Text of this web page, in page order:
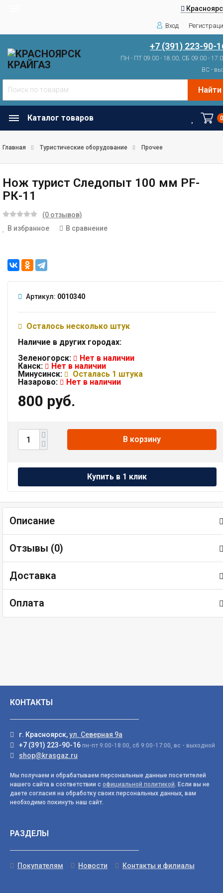
Вход
+7 (391) 223-90-
ПН - ПТ 09:00 - 18:00, СБ 09:00 -
ВС -
Найти
Каталог товаров
Главная Туристические оборудование Прочее
Нож турист Следопыт 100 мм PF-
РК-11
(0 отзывов)
В избранное
В сравнение
Артикул: 0010340
Осталось несколько штук
Наличие в других городах:
Зеленогорск:
Нет в наличии
Канск:
Нет в наличии
Минусинск:
Осталась 1 штука
Назарово:
Нет в наличии
800 руб.
В корзину
Описание
Отзывы (0)
Доставка
Оплата
КОНТАКТЫ
г. Красноярск,ул. Северная 9а
+7 (391) 223-90-16 пн-пт 9:00-18:00, сб 9:00-17:00, вс - выходной
shop@krasgaz.ru
Мы получаем и обрабатываем персональные данные посетителей
нашего сайта в соответствии с официальной политикой. Если вы не
даете согласия на обработку своих персональных данных, вам
необходимо покинуть наш сайт.
РАЗДЕЛЫ
Покупателям Новости Контакты и филиалы